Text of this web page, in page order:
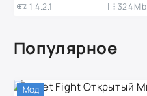
1.4.2.1 324 Mb
Популярное
Мод